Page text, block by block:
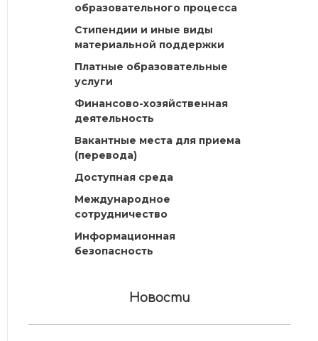
образовательного процесса
Стипендии и иные виды
материальной поддержки
Платные образовательные
услуги
Финансово-хозяйственная
деятельность
Вакантные места для приема
(перевода)
Доступная среда
Международное
сотрудничество
Информационная
безопасность
Новости